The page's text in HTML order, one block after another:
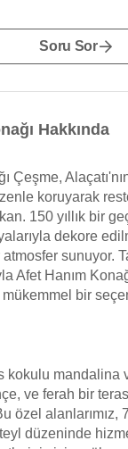
Soru Sor
Hakkında
Çeşme,
koruyarak
150 yıllık bir
dekore
sunuyor.
Afet Hanım
bir
kokulu mandalina
ve ferah bir
özel alanlarımız,
düzeninde